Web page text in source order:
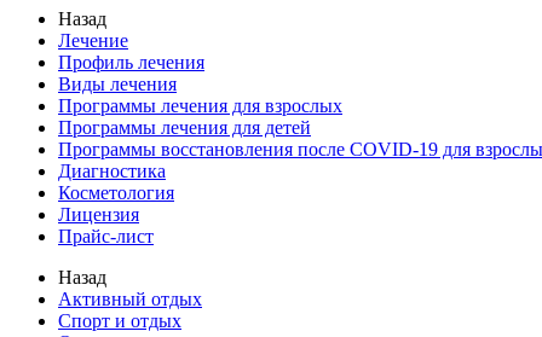
Назад
Лечение
Профиль лечения
Виды лечения
Программы лечения для взрослых
Программы лечения для детей
Программы восстановления после COVID-19 для
Диагностика
Косметология
Лицензия
Прайс-лист
Назад
Активный отдых
Спорт и отдых